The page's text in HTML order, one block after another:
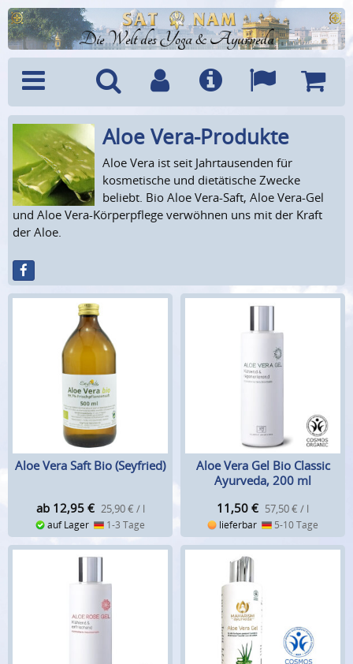
Die Welt des Yoga & Ayurveda
Menü SucheBenutzerkonto
Info Sprachen
Aloe Vera-Produkte
Aloe Vera ist seit Jahrtausenden für
kosmetische und dietätische Zwecke
beliebt. Bio Aloe Vera-Saft, Aloe Vera-Gel
und Aloe Vera-Körperpflege verwöhnen uns mit der Kraft
der Aloe.
Aloe Vera Saft Bio (Seyfried)
ab 12,95 € 25,90 € / l
auf Lager 1-3 Tage
Aloe Vera Gel Bio Classic
Ayurveda, 200 ml
11,50 € 57,50 € / l
lieferbar 5-10 Tage